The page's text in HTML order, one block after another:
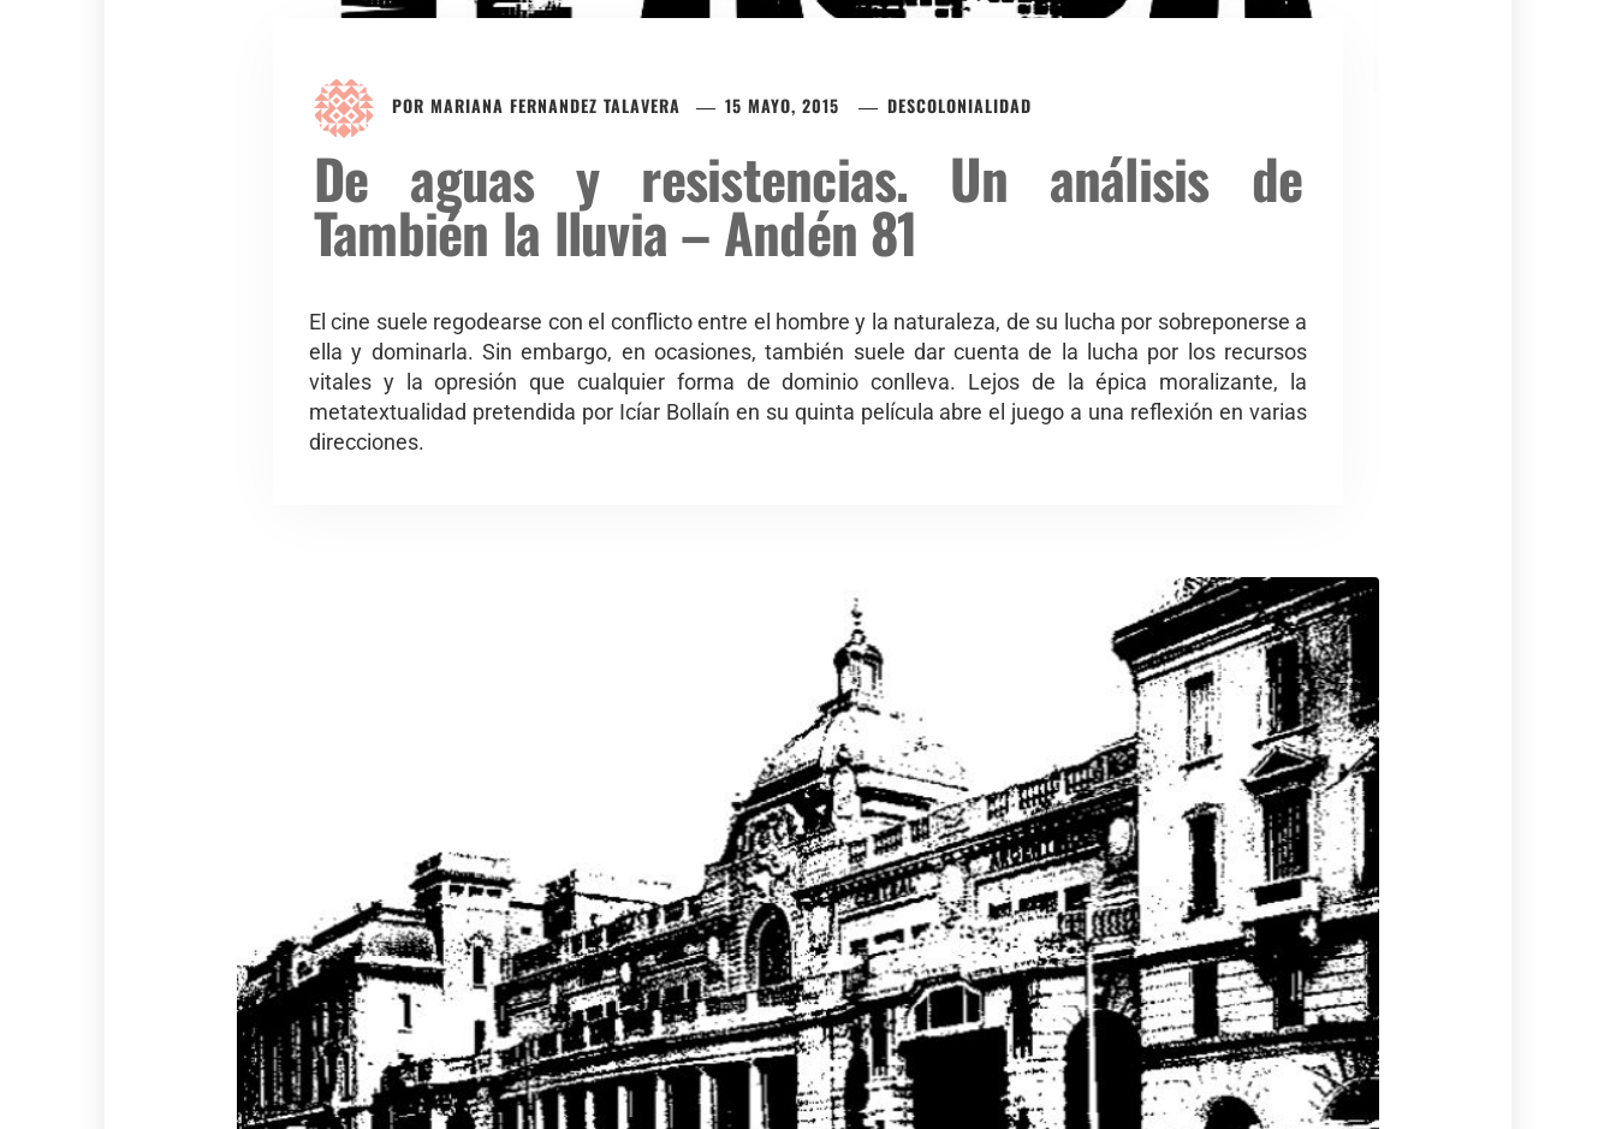
POR MARIANA FERNANDEZ TALAVERA 15 MAYO, 2015 DESCOLONIALIDAD
De aguas y resistencias. Un análisis de
También la lluvia – Andén 81
El cine suele regodearse con el conflicto entre el hombre y la naturaleza, de su lucha por sobreponerse a
ella y dominarla. Sin embargo, en ocasiones, también suele dar cuenta de la lucha por los recursos
vitales y la opresión que cualquier forma de dominio conlleva. Lejos de la épica moralizante, la
metatextualidad pretendida por Icíar Bollaín en su quinta película abre el juego a una reflexión en varias
direcciones.